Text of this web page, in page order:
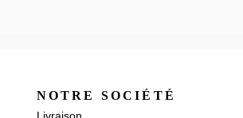
NOTRE SOCIÉTÉ